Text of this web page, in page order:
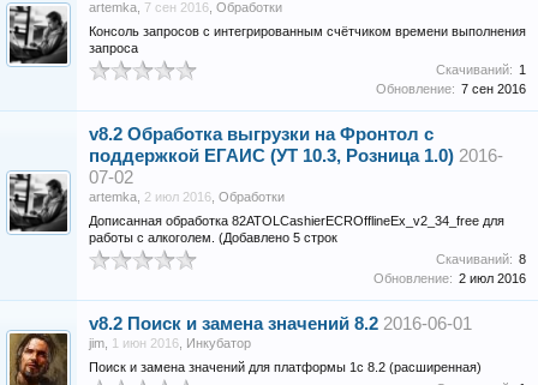
artemka 7 сен 2016 Обработки
Консоль запросов с интегрированным счётчиком времени выполнения
запроса
Скачиваний: 1
Обновление: 7 сен 2016
v8.2 Обработка выгрузки на Фронтол с
поддержкой ЕГАИС (УТ 10.3, Розница 1.0) 2016-
07-02
artemka 2 июл 2016 Обработки
Дописанная обработка 82ATOLCashierECROfflineEx_v2_34_free для
работы с алкоголем. (Добавлено 5 строк
Скачиваний: 8
Обновление: 2 июл 2016
v8.2 Поиск и замена значений 8.2 2016-06-01
jim 1 июн 2016 Инкубатор
Поиск и замена значений для платформы 1с 8.2 (расширенная)